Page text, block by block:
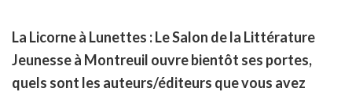
La Licorne à Lunettes : Le Salon de la Littérature
Jeunesse à Montreuil ouvre bientôt ses portes,
quels sont les auteurs/éditeurs que vous avez